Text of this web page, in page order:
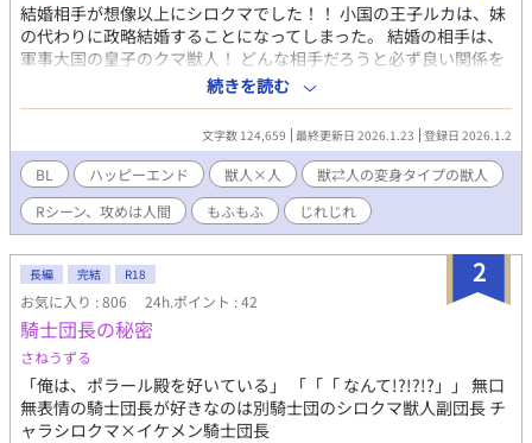
結婚相手が想像以上にシロクマでした！！ 小国の王子ルカは、妹
の代わりに政略結婚することになってしまった。 結婚の相手は、
軍事大国の皇子のクマ獣人！ どんな相手だろうと必ず良い関係を
築き、諸外国に狙われやすい祖国を守ってもらう。 強い決意を胸
に国を渡ったルカだったが、城の前にデンッと居たのは巨大なシ
ロクマだった。 シロクマ獣人とは聞いていたが、初対面で獣化し
てるなんてことがあるのか！ さすがに怯んでしまったルカに対し
てシロクマは紳士的な態度で、 「結婚相手のグンナルだ」 と名乗
る。 人の姿でいることが少ないグンナルに混乱するルカだった
が、どうやらグンナルにも事情があるようで……。 諸事情で頻繁
にシロクマになってしまう寡黙な美形攻め×天真爛漫でとにかく
明るい受け 2人がドタバタしながら、白い結婚から抜け出す物語
※人の姿になったりシロクマ姿になったりする、変身タイプの獣
人です。 ※Rシーンの攻めは人間です。 ※挿入無し→⭐︎ 挿入有り
→★ ※初日4話更新、以降は2話更新
続きを読む
文字数 124,659 最終更新日 2026.1.23 登録日 2026.1.2
BL ハッピーエンド 獣人×人
獣⇄人の変身タイプの獣人
Rシーン、攻めは人間
もふもふ じれじれ
2
長編 完結 R18
お気に入り : 806 24h.ポイント : 42
騎士団長の秘密
さねうずる
「俺は、ポラール殿を好いている」 「「「 なんて!?!?!?」」 無口
無表情の騎士団長が好きなのは別騎士団のシロクマ獣人副団長 チ
ャラシロクマ×イケメン騎士団長